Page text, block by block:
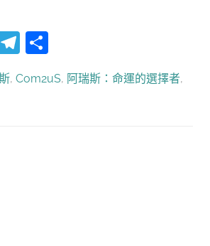
Telegram
, Com2uS, 阿瑞斯：命運的選擇者,